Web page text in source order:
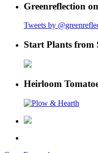
Greenreflection
Tweets by
Start Plants from
Heirloom